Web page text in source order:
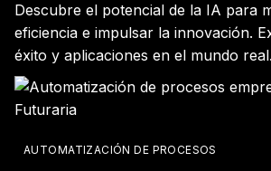
Descubre el potencial de la IA para
eficiencia e impulsar la innovación.
éxito y aplicaciones en el mundo real.
AUTOMATIZACIÓN DE PROCESOS